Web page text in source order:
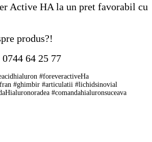
Active HA la un pret favorabil cu
produs?!
64 25 77
#foreveractiveHa
#ghimbir #articulatii #lichidsinovial
#comandahialuronsuceava